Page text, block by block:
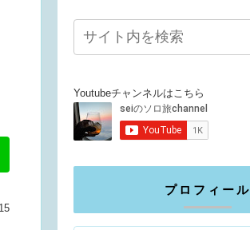
Youtubeチャンネルはこちら
プロフィール